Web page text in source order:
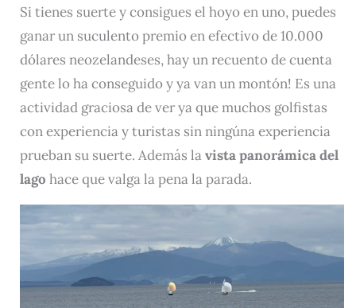
Si tienes suerte y consigues el hoyo en uno, puedes
ganar un suculento premio en efectivo de 10.000
dólares neozelandeses, hay un recuento de cuenta
gente lo ha conseguido y ya van un montón! Es una
actividad graciosa de ver ya que muchos golfistas
con experiencia y turistas sin ningúna experiencia
prueban su suerte. Además lavista panorámica del
lago hace que valga la pena la parada.